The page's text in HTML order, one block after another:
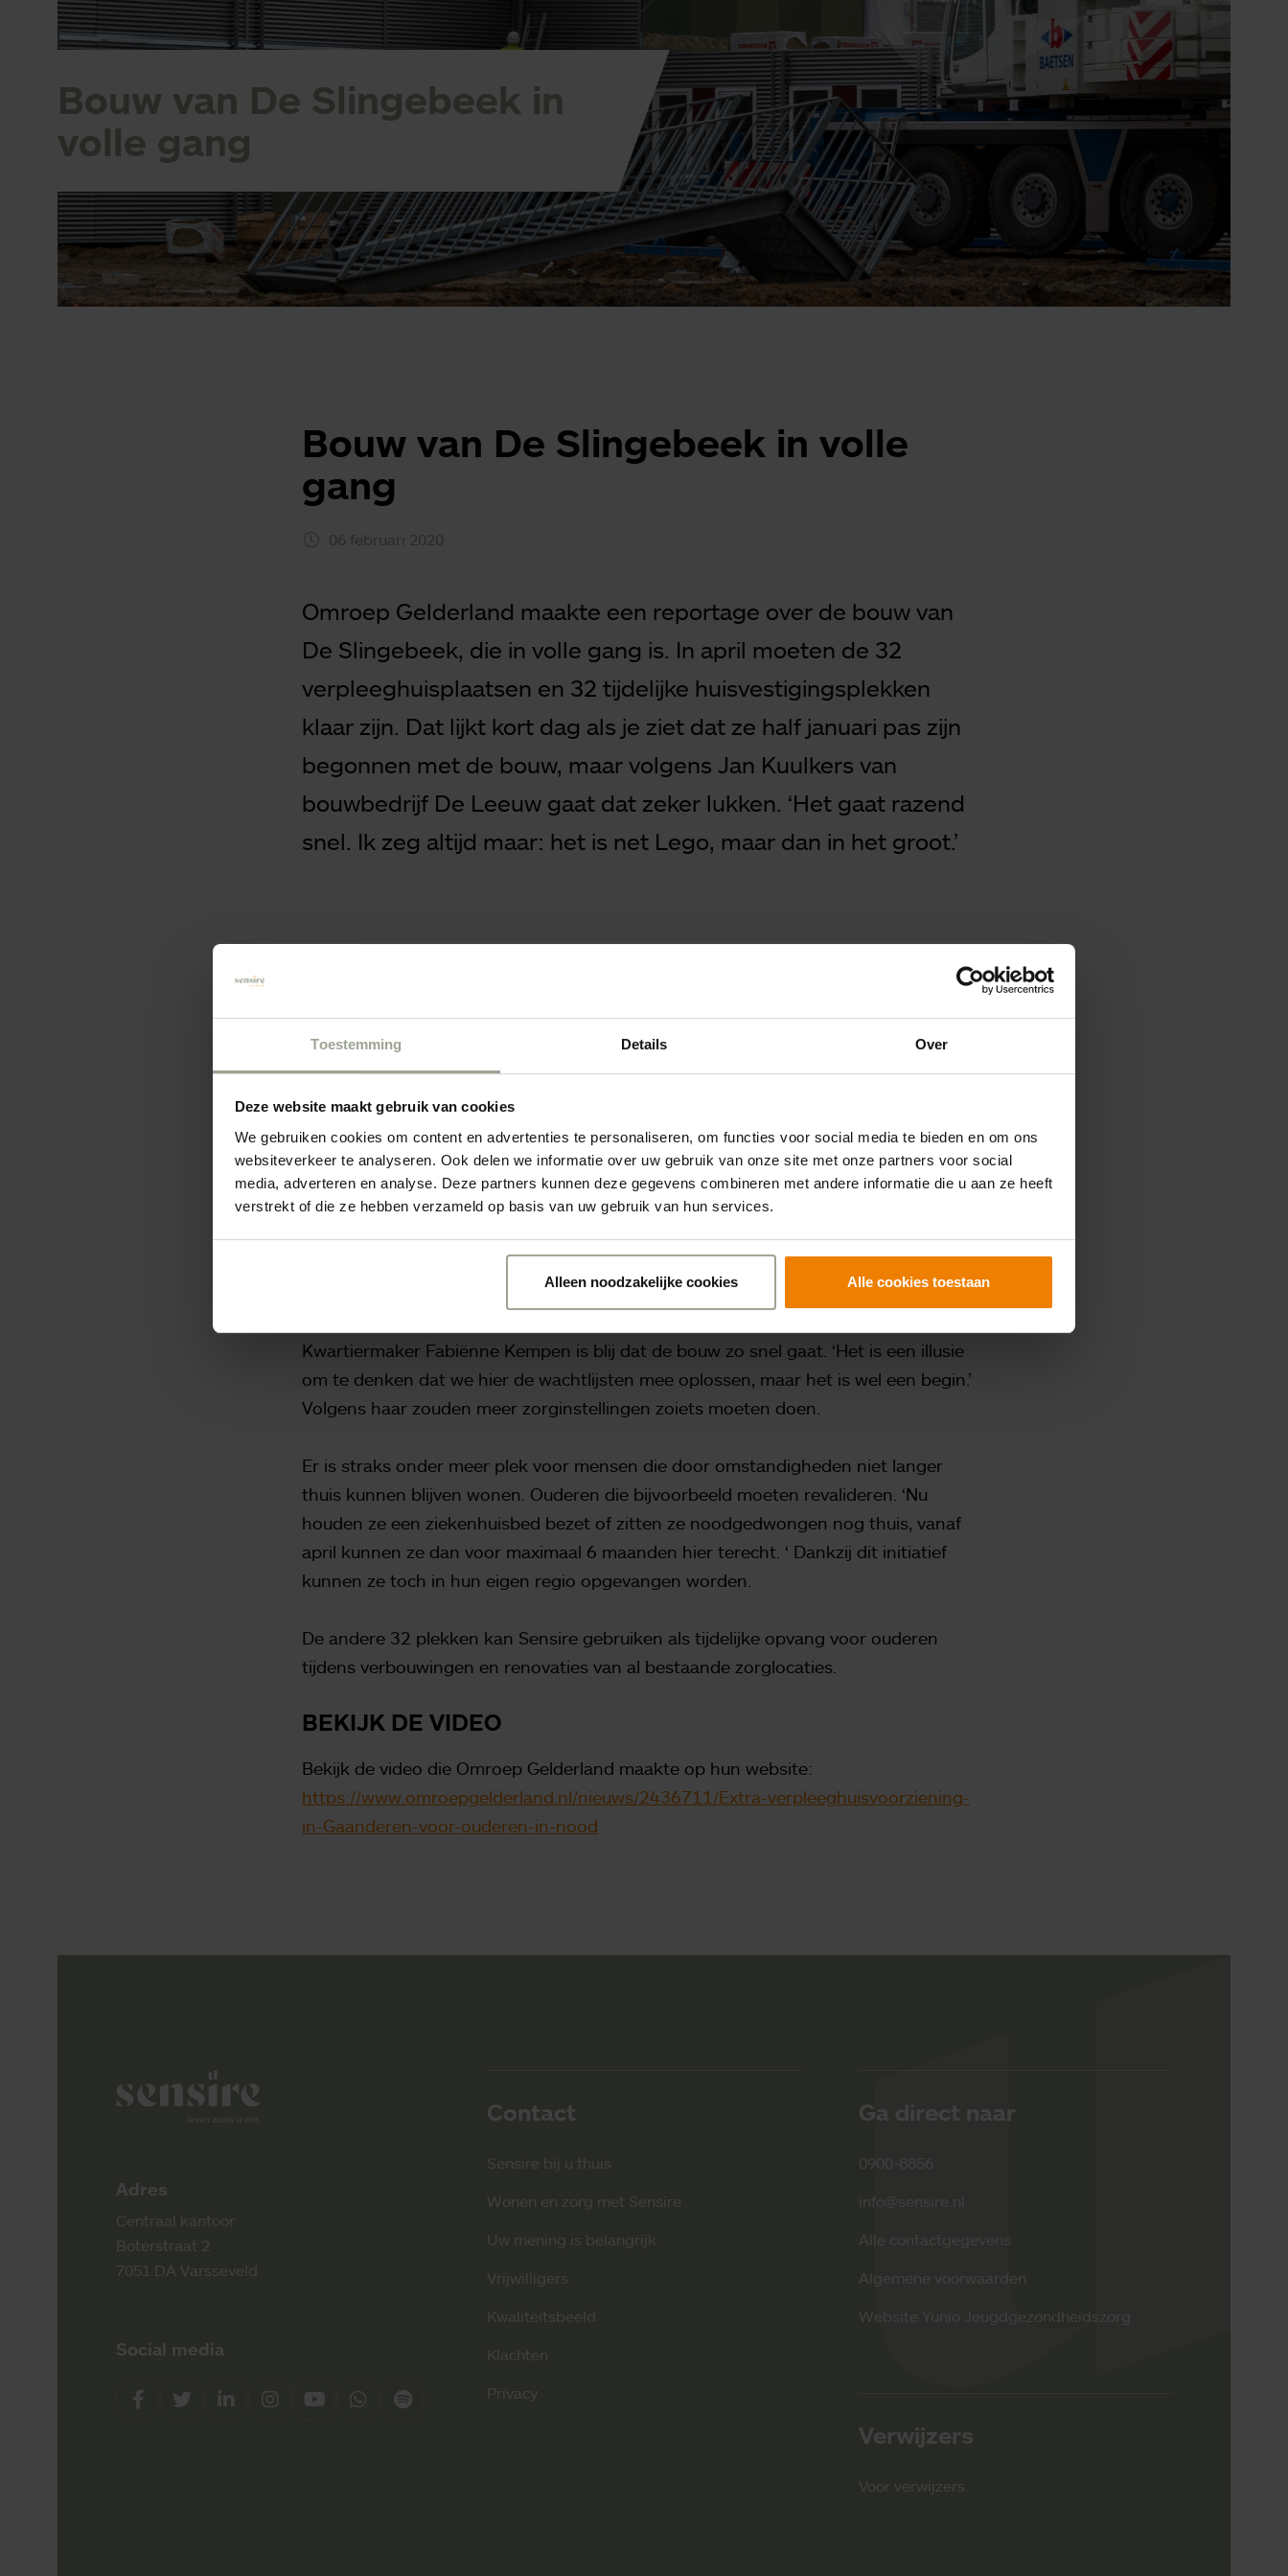
Toestemming Details Over
Deze website maakt gebruik van cookies
We gebruiken cookies om content en advertenties te personaliseren, om functies voor social media te bieden en om ons
websiteverkeer te analyseren. Ook delen we informatie over uw gebruik van onze site met onze partners voor social
media, adverteren en analyse. Deze partners kunnen deze gegevens combineren met andere informatie die u aan ze heeft
verstrekt of die ze hebben verzameld op basis van uw gebruik van hun services.
Alleen noodzakelijke cookies Alle cookies toestaan
Ontdek onze zorgzoeker
Hulp nodig bij het
vinden van de
juiste zorg?
Direct contact
0900 8856
Bouw van De Slingebeek in
volle gang
Bouw van De Slingebeek in volle
gang
06 februari 2020
Omroep Gelderland maakte een reportage over de bouw van
De Slingebeek, die in volle gang is. In april moeten de 32
verpleeghuisplaatsen en 32 tijdelijke huisvestigingsplekken
klaar zijn. Dat lijkt kort dag als je ziet dat ze half januari pas zijn
begonnen met de bouw, maar volgens Jan Kuulkers van
bouwbedrijf De Leeuw gaat dat zeker lukken. ‘Het gaat razend
snel. Ik zeg altijd maar: het is net Lego, maar dan in het groot.’
Gaanderen nu gebouwd aan de tijdelijke verpleeghuisvoorziening De Slingebeek. Een
gezamenlijk en daarom ook uniek initiatief van zorgorganisaties Azora, Markenheem
en Sensire. In april moeten de 32 verpleeghuisplaatsen en 32 tijdelijke
huisvestigingsplekken klaar zijn. Dat lijkt kort dag als je ziet dat ze half januari pas
zijn begonnen met de bouw, maar volgens Jan Kuulkers van bouwbedrijf De Leeuw
gaat dat zeker lukken. ‘Het gaat razend snel. Ik zeg altijd maar: het is net Lego, maar
dan in het groot.’ Het bedrijf is bezig met het plaatsen van bijna 200 woonunits. De
onderdelen van 6 bij 3 meter worden per twee vervoerd op een vrachtwagen. De
vrijwel kant-en-klare onderdelen worden naast en op elkaar gezet. ‘Alles zit er al in.
Kwartiermaker Fabiënne Kempen is blij dat de bouw zo snel gaat. ‘Het is een illusie
om te denken dat we hier de wachtlijsten mee oplossen, maar het is wel een begin.’
Volgens haar zouden meer zorginstellingen zoiets moeten doen.
Er is straks onder meer plek voor mensen die door omstandigheden niet langer
thuis kunnen blijven wonen. Ouderen die bijvoorbeeld moeten revalideren. ‘Nu
houden ze een ziekenhuisbed bezet of zitten ze noodgedwongen nog thuis, vanaf
april kunnen ze dan voor maximaal 6 maanden hier terecht. ‘ Dankzij dit initiatief
kunnen ze toch in hun eigen regio opgevangen worden.
De andere 32 plekken kan Sensire gebruiken als tijdelijke opvang voor ouderen
tijdens verbouwingen en renovaties van al bestaande zorglocaties.
BEKIJK DE VIDEO
Bekijk de video die Omroep Gelderland maakte op hun website:
https://www.omroepgelderland.nl/nieuws/2436711/Extra-verpleeghuisvoorziening-
in-Gaanderen-voor-ouderen-in-nood
Adres
Centraal kantoor
Boterstraat 2
7051 DA Varsseveld
Social media
FacebookTwitterLinkedInInstagramYouTubeWhatsappSpotify
Contact
Sensire bij u thuis
Wonen en zorg met Sensire
Uw mening is belangrijk
Vrijwilligers
Kwaliteitsbeeld
Klachten
Privacy
Ga direct naar
0900-8856
info@sensire.nl
Alle contactgegevens
Algemene voorwaarden
Website Yunio Jeugdgezondheidszorg
Verwijzers
Voor verwijzers